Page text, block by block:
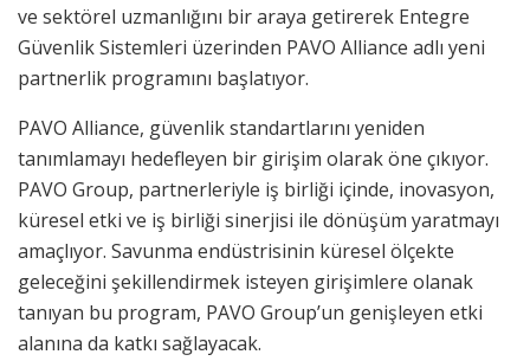
ve sektörel uzmanlığını bir araya getirerek Entegre
Güvenlik Sistemleri üzerinden PAVO Alliance adlı yeni
partnerlik programını başlatıyor.
PAVO Alliance, güvenlik standartlarını yeniden
tanımlamayı hedefleyen bir girişim olarak öne çıkıyor.
PAVO Group, partnerleriyle iş birliği içinde, inovasyon,
küresel etki ve iş birliği sinerjisi ile dönüşüm yaratmayı
amaçlıyor. Savunma endüstrisinin küresel ölçekte
geleceğini şekillendirmek isteyen girişimlere olanak
tanıyan bu program, PAVO Group’un genişleyen etki
alanına da katkı sağlayacak.